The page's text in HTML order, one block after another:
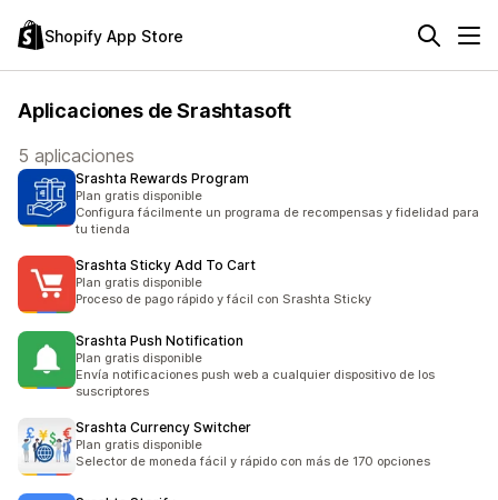
Shopify App Store
Aplicaciones de Srashtasoft
5 aplicaciones
Srashta Rewards Program
Plan gratis disponible
Configura fácilmente un programa de recompensas y fidelidad para
tu tienda
Srashta Sticky Add To Cart
Plan gratis disponible
Proceso de pago rápido y fácil con Srashta Sticky
Srashta Push Notification
Plan gratis disponible
Envía notificaciones push web a cualquier dispositivo de los
suscriptores
Srashta Currency Switcher
Plan gratis disponible
Selector de moneda fácil y rápido con más de 170 opciones